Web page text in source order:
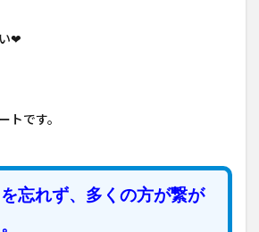
❤
トです。
忘れず、多くの方が繋が